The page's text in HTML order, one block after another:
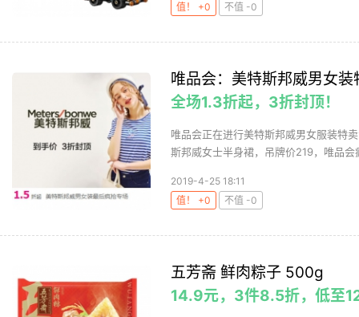
值！ +0
不值 -0
唯品会：美特斯邦威男女装
全场1.3折起，3折封顶！
唯品会正在进行美特斯邦威男女服装特
斯邦威女士半身裙，吊牌价219，唯品
2019-4-25 18:11
值！ +0
不值 -0
五芳斋 鲜肉粽子 500g
14.9元，3件8.5折，低至